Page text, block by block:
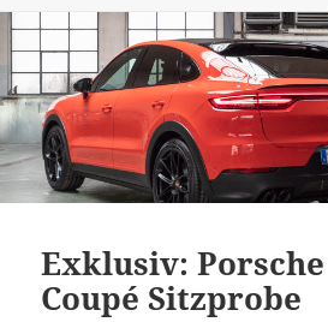
Exklusiv: Porsche
Coupé Sitzprobe